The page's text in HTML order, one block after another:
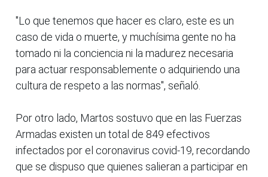
"Lo que tenemos que hacer es claro, este es un
caso de vida o muerte, y muchísima gente no ha
tomado ni la conciencia ni la madurez necesaria
para actuar responsablemente o adquiriendo una
cultura de respeto a las normas", señaló.
Por otro lado, Martos sostuvo que en las Fuerzas
Armadas existen un total de 849 efectivos
infectados por el coronavirus covid-19, recordando
que se dispuso que quienes salieran a participar en